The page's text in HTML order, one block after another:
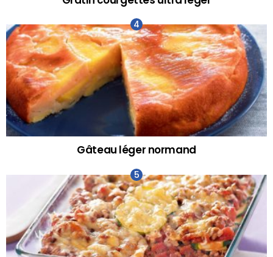
Gâteau léger normand